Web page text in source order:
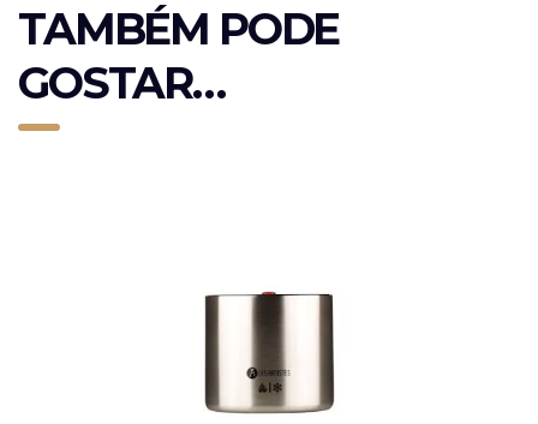
TAMBÉM PODE
GOSTAR…